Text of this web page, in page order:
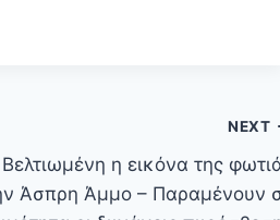
NEXT
η εικόνα της
Άσπρη Άμμο – Παραμένουν